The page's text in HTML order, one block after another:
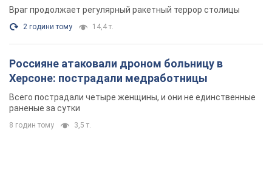
Враг продолжает регулярный ракетный террор столицы
2 години тому 14,4 т.
Россияне атаковали дроном больницу в
Херсоне: пострадали медработницы
Всего пострадали четыре женщины, и они не единственные
раненые за сутки
8 годин тому 3,5 т.